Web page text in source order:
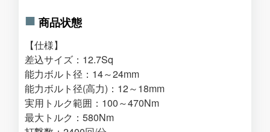
商品状態
【仕様】
差込サイズ：12.7Sq
能力ボルト径：14～24mm
能力ボルト径(高力)：12～18mm
実用トルク範囲：100～470Nm
最大トルク：580Nm